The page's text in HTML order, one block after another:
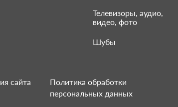
Телевизоры, аудио,
видео, фото
Шубы
сайта
Политика обработки
персональных данных